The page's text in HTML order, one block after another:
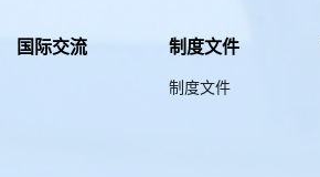
国际交流 制度文件
制度文件